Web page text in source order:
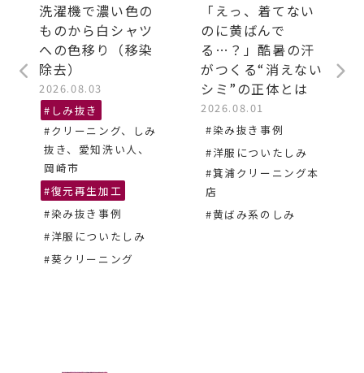
洗濯機で濃い色の
ものから白シャツ
への色移り（移染
除去）
2026.08.03
#しみ抜き
#クリーニング、しみ
抜き、愛知洗い人、
岡崎市
#復元再生加工
#染み抜き事例
#洋服についたしみ
#葵クリーニング
「えっ、着てない
のに黄ばんで
る…？」酷暑の汗
がつくる“消えない
シミ”の正体とは
2026.08.01
#染み抜き事例
#洋服についたしみ
#箕浦クリーニング本
店
#黄ばみ系のしみ